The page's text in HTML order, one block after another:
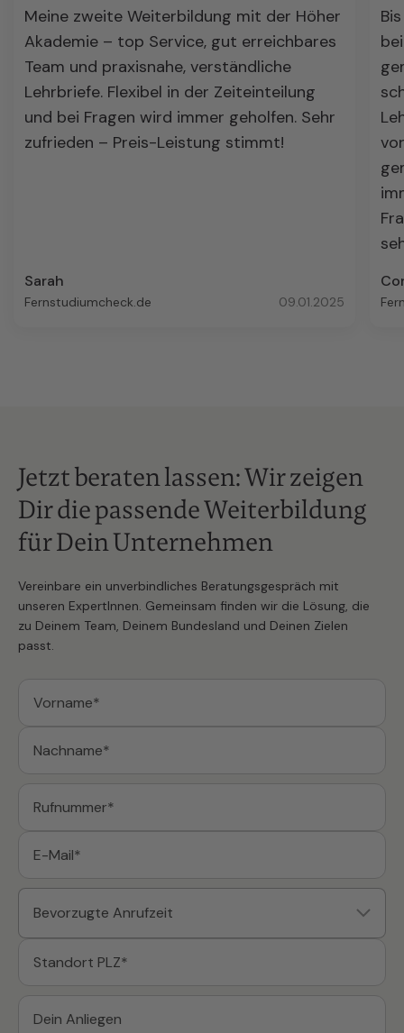
Meine zweite Weiterbildung mit der Höher
Akademie – top Service, gut erreichbares
Team und praxisnahe, verständliche
Lehrbriefe. Flexibel in der Zeiteinteilung
und bei Fragen wird immer geholfen. Sehr
zufrieden – Preis-Leistung stimmt!
Sarah
Fernstudiumcheck.de 09.01.2025
Jetzt beraten lassen: Wir zeigen
Dir die passende Weiterbildung
für Dein Unternehmen
Vereinbare ein unverbindliches Beratungsgespräch mit
unseren ExpertInnen. Gemeinsam finden wir die Lösung, die
zu Deinem Team, Deinem Bundesland und Deinen Zielen
passt.